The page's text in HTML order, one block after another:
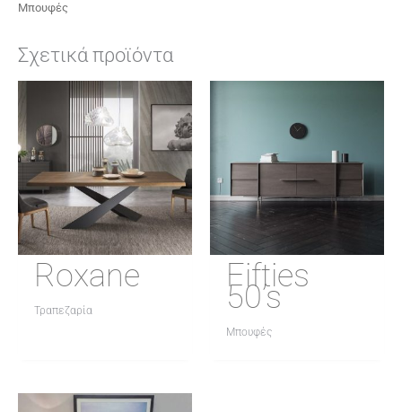
Μπουφές
Σχετικά προϊόντα
Roxane
Τραπεζαρία
Fifties
50’s
Μπουφές